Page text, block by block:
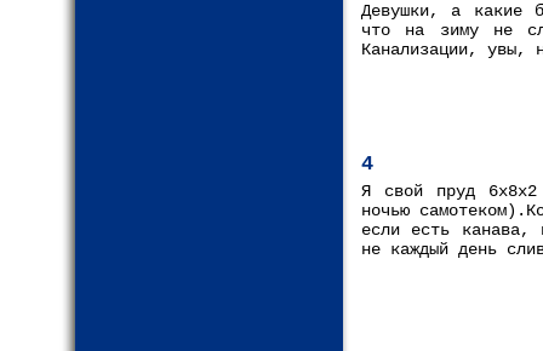
Девушки, а какие
что на зиму не
Канализации, увы,
4
Я свой пруд 6x8x2
ночью
если есть канава,
не каждый день